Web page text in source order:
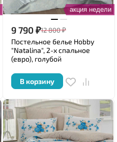
акция недели
9 790₽12 800₽
Постельное белье Hobby
"Natalina", 2-х спальное
(евро), голубой
В корзину